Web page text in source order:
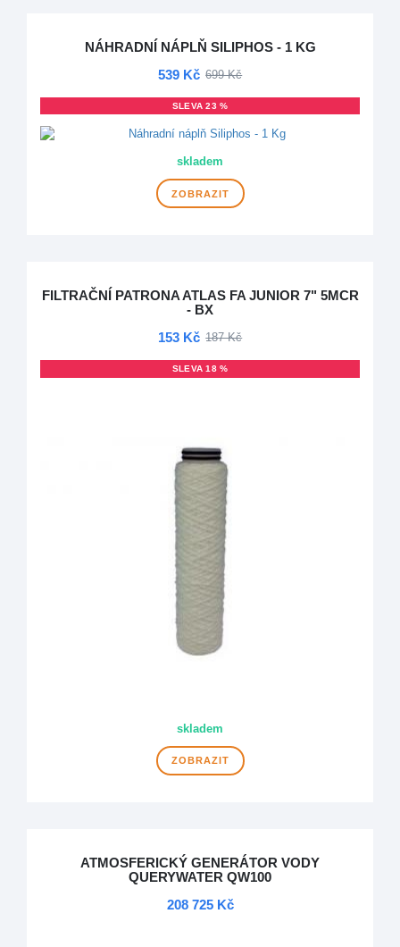
NÁHRADNÍ NÁPLŇ SILIPHOS - 1 KG
539 Kč 699 Kč
SLEVA 23 %
skladem
ZOBRAZIT
FILTRAČNÍ PATRONA ATLAS FA JUNIOR 7" 5MCR
- BX
153 Kč 187 Kč
SLEVA 18 %
skladem
ZOBRAZIT
ATMOSFERICKÝ GENERÁTOR VODY
QUERYWATER QW100
208 725 Kč